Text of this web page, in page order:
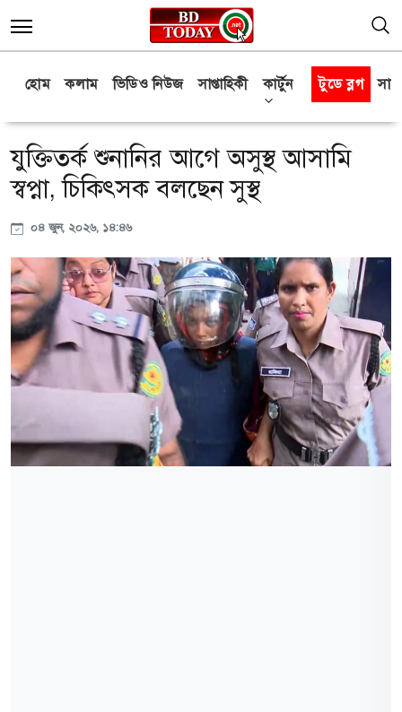
হোম কলাম ভিডিও নিউজ সাপ্তাহিকী কার্টুন টুডে ব্লগ
যুক্তিতর্ক শুনানির আগে অসুস্থ আসামি
স্বপ্না, চিকিৎসক বলছেন সুস্থ
০৪ জুন, ২০২৬, ১৪:৪৬